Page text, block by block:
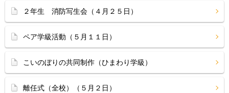
２年生 消防写生会（４月２５日）
ペア学級活動（５月１１日）
こいのぼりの共同制作（ひまわり学級）
離任式（全校）（５月２日）